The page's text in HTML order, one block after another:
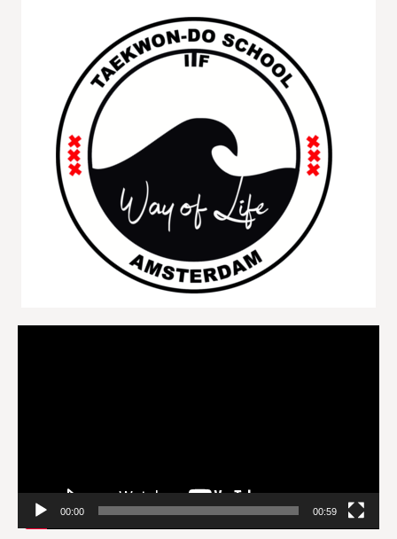
00:00 00:59